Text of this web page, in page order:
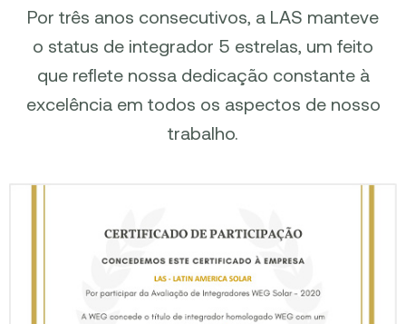
Por três anos consecutivos, a LAS manteve
o status de integrador 5 estrelas, um feito
que reflete nossa dedicação constante à
excelência em todos os aspectos de nosso
trabalho.